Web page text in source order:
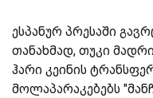
ესპანურ პრესაში
თანახმად, თუკი
ჰარი კეინის
მოლაპარაკებებს